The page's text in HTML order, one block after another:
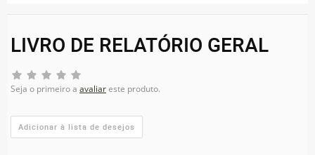
LIVRO DE RELATÓRIO GERAL
Seja o primeiro a avaliareste produto.